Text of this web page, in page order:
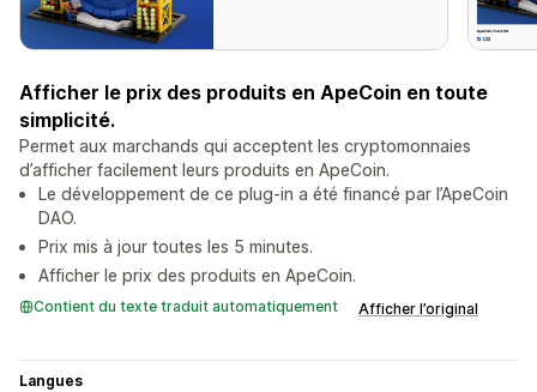
Afficher le prix des produits en ApeCoin en toute
simplicité.
Permet aux marchands qui acceptent les cryptomonnaies
d’afficher facilement leurs produits en ApeCoin.
Le développement de ce plug-in a été financé par l’ApeCoin
DAO.
Prix mis à jour toutes les 5 minutes.
Afficher le prix des produits en ApeCoin.
Contient du texte traduit automatiquement Afficher l’original
Langues